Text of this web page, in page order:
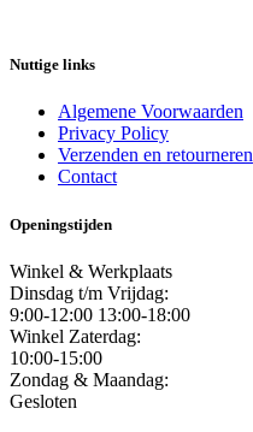
Nuttige links
Algemene Voorwaarden
Privacy Policy
Verzenden en retourneren
Contact
Openingstijden
Winkel & Werkplaats
Dinsdag t/m Vrijdag:
9:00-12:00 13:00-18:00
Winkel Zaterdag:
10:00-15:00
Zondag & Maandag:
Gesloten